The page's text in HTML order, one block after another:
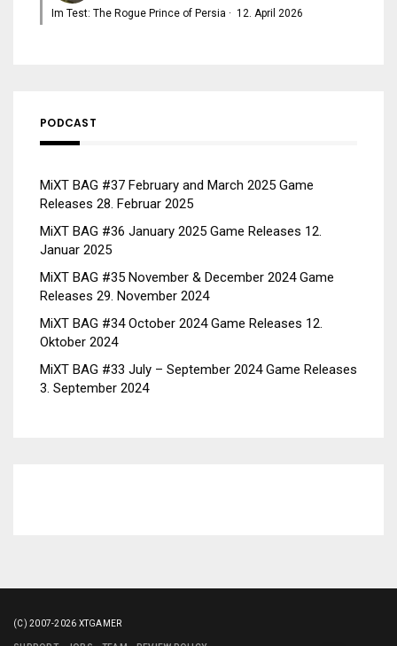
Im Test: The Rogue Prince of Persia · 12. April 2026
PODCAST
MiXT BAG #37 February and March 2025 Game
Releases 28. Februar 2025
MiXT BAG #36 January 2025 Game Releases 12.
Januar 2025
MiXT BAG #35 November & December 2024 Game
Releases 29. November 2024
MiXT BAG #34 October 2024 Game Releases 12.
Oktober 2024
MiXT BAG #33 July – September 2024 Game Releases
3. September 2024
(C) 2007-2026 XTGAMER